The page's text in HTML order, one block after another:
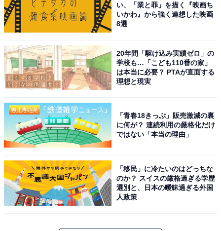
視界が広く、晴れた日は遠くの山々まで見渡せるのが魅
力です。冬の静けさの中を走ると特別な雰囲気を味わえ
るため選びました」（40代男性／北海道）といった声が
集まりました。
※回答者からのコメントは原文ママです
次ページ 10位までのランキング結果を見る
い、「業と罪」を描く『映画ち
いかわ』から強く連想した映画
8選
20年間「駆け込み実績ゼロ」の
学校も…「こども110番の家」
は本当に必要？ PTAが直面する
理想と現実
「青春18きっぷ」販売激減の裏
に何が？ 連続利用の厳格化だけ
ではない「本当の理由」
「移民」に冷たいのはどっちな
のか？ スイスの厳格過ぎる学歴
選別と、日本の曖昧過ぎる外国
人政策